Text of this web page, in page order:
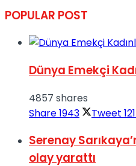
POPULAR POST
Dünya Emekçi
4857 shares
Share1943 Tweet
Serenay
olay yarattı